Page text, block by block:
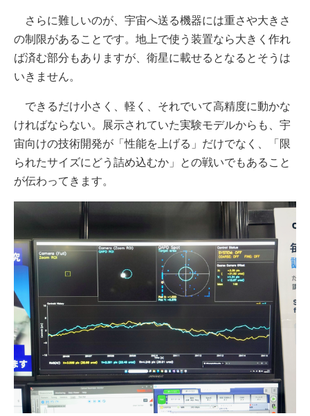
さらに難しいのが、宇宙へ送る機器には重さや大きさ
の制限があることです。地上で使う装置なら大きく作れ
ば済む部分もありますが、衛星に載せるとなるとそうは
いきません。
できるだけ小さく、軽く、それでいて高精度に動かな
ければならない。展示されていた実験モデルからも、宇
宙向けの技術開発が「性能を上げる」だけでなく、「限
られたサイズにどう詰め込むか」との戦いでもあること
が伝わってきます。